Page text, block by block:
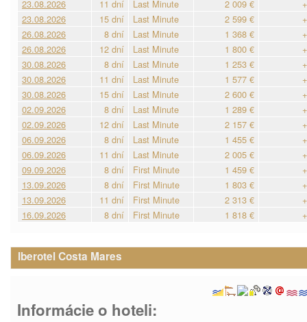
23.08.2026
11 dní Last Minute 2 009 €
23.08.2026
15 dní Last Minute 2 599 €
26.08.2026
8 dní Last Minute 1 368 €
26.08.2026
12 dní Last Minute 1 800 €
30.08.2026
8 dní Last Minute 1 253 €
30.08.2026
11 dní Last Minute 1 577 €
30.08.2026
15 dní Last Minute 2 600 €
02.09.2026
8 dní Last Minute 1 289 €
02.09.2026
12 dní Last Minute 2 157 €
06.09.2026
8 dní Last Minute 1 455 €
06.09.2026
11 dní Last Minute 2 005 €
09.09.2026
8 dní First Minute 1 459 €
13.09.2026
8 dní First Minute 1 803 €
13.09.2026
11 dní First Minute 2 313 €
16.09.2026
8 dní First Minute 1 818 €
Iberotel Costa Mares
Informácie o hoteli: